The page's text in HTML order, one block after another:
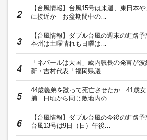
【台風情報】台風15号は来週、東日本
に接近か お盆期間中の…
【台風情報】ダブル台風の週末の進路
本州は土曜晴れも日曜は…
「ネパールは天国」蔵内議長の発言が
新・吉村代表「福岡県議…
44歳義弟を蹴って死亡させたか 41歳女
捕 日頃から同じ敷地内の…
【台風情報】ダブル台風の今後の進路
台風13号は9日（日）午後…